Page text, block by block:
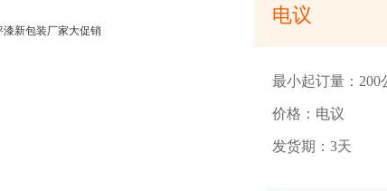
电议
最小起订量：200
价格：电议
发货期：3天